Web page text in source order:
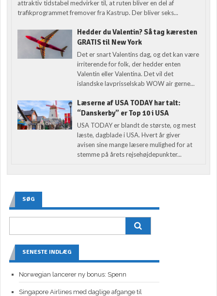
attraktiv tidstabel medvirker til, at ruten bliver en del af
trafikprogrammet fremover fra Kastrup. Der bliver seks...
Hedder du Valentin? Så tag kæresten
GRATIS til New York
Det er snart Valentins dag, og det kan være
irriterende for folk, der hedder enten
Valentin eller Valentina. Det vil det
islandske lavprisselskab WOW air gerne...
Læserne af USA TODAY har talt:
“Danskerby” er Top 10 i USA
USA TODAY er blandt de største, og mest
læste, dagblade i USA. Hvert år giver
avisen sine mange læsere mulighed for at
stemme på årets rejsehøjdepunkter...
SØG
SENESTE INDLÆG
Norwegian lancerer ny bonus: Spenn
Singapore Airlines med daglige afgange til